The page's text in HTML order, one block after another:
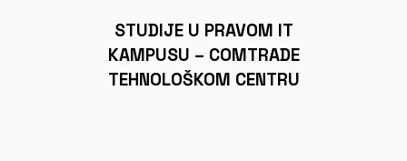
STUDIJE U PRAVOM IT
KAMPUSU – COMTRADE
TEHNOLOŠKOM CENTRU